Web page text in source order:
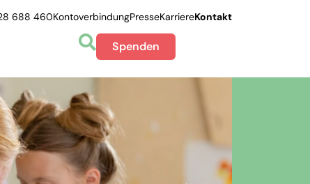
688 460KontoverbindungPresseKarriereKontakt
Spenden